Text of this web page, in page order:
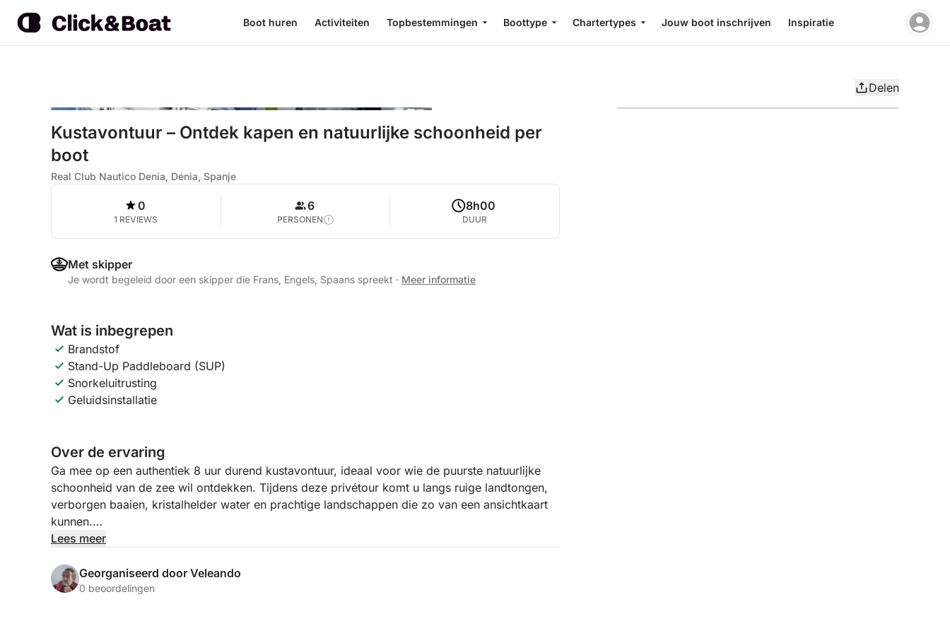
Boot huren Activiteiten Topbestemmingen Boottype Chartertypes Jouw boot inschrijven Inspiratie
Delen
Kustavontuur – Ontdek kapen en natuurlijke schoonheid per
boot
Real Club Nautico Denia, Dénia, Spanje
0
1 REVIEWS
6
PERSONEN
8h00
DUUR
Met skipper
Je wordt begeleid door een skipper die Frans, Engels, Spaans spreekt · Meer informatie
Wat is inbegrepen
Brandstof
Stand-Up Paddleboard (SUP)
Snorkeluitrusting
Geluidsinstallatie
Over de ervaring
Ga mee op een authentiek 8 uur durend kustavontuur, ideaal voor wie de puurste natuurlijke
schoonheid van de zee wil ontdekken. Tijdens deze privétour komt u langs ruige landtongen,
verborgen baaien, kristalhelder water en prachtige landschappen die zo van een ansichtkaart
kunnen.
stranden en unieke rotsformaties die u alleen vanaf het water kunt bewonderen. U kunt
stoppen op ideale plekken om te zwemmen, te snorkelen of gewoon te ontspannen in de zon
Lees meer
Georganiseerd door Veleando
0 beoordelingen